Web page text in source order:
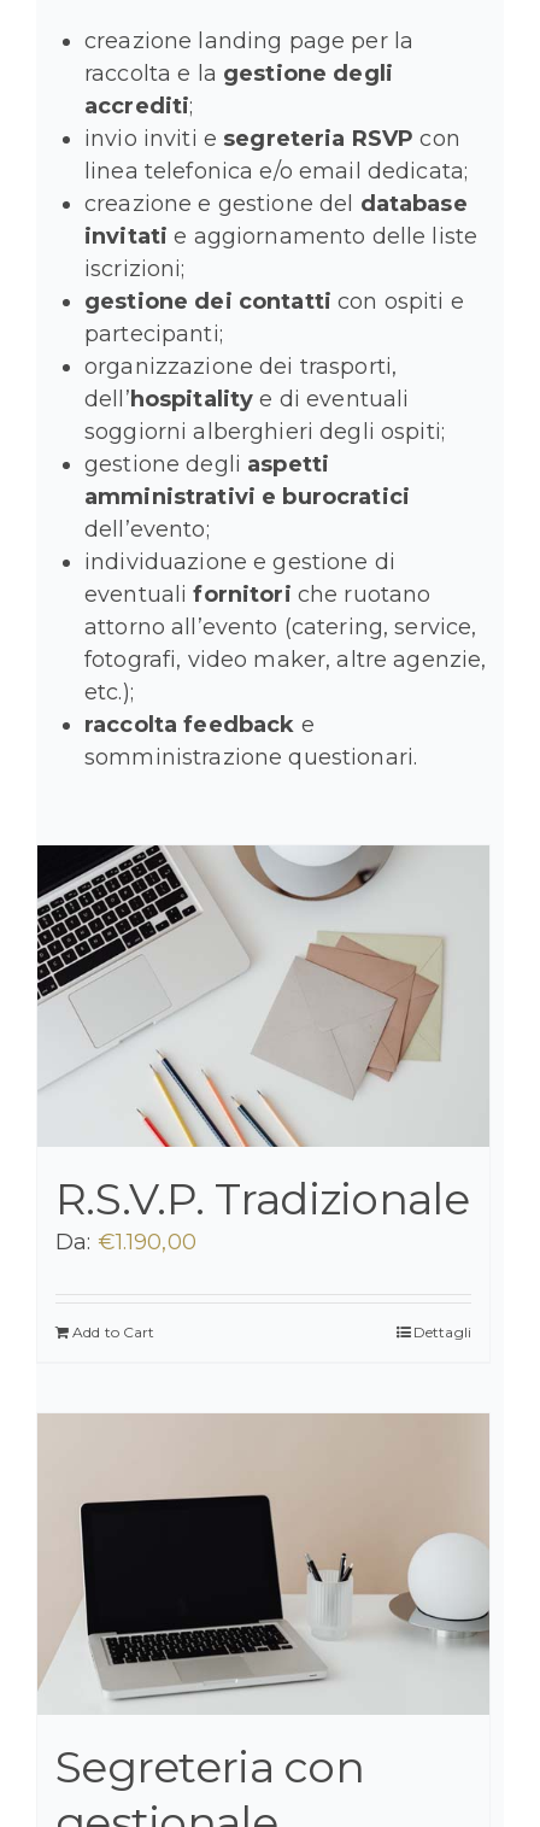
creazione landing page per la
raccolta e la gestione degli
accrediti;
invio inviti e segreteria RSVP con
linea telefonica e/o email dedicata;
creazione e gestione del database
invitati e aggiornamento delle liste
iscrizioni;
gestione dei contatti con ospiti e
partecipanti;
organizzazione dei trasporti,
dell’hospitality e di eventuali
soggiorni alberghieri degli ospiti;
gestione degli aspetti
amministrativi e burocratici
dell’evento;
individuazione e gestione di
eventualifornitori che ruotano
attorno all’evento (catering, service,
fotografi, video maker, altre agenzie,
etc.);
raccolta feedback e
somministrazione questionari.
R.S.V.P. Tradizionale
Da: €1.190,00
Add to Cart Dettagli
Segreteria con